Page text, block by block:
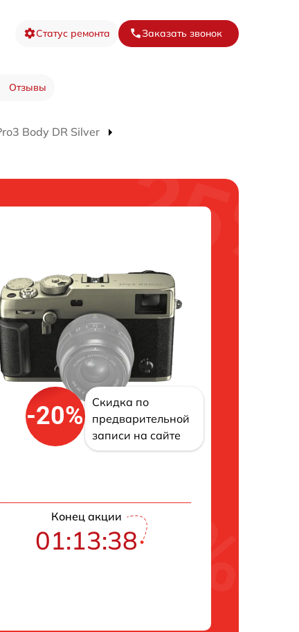
Статус ремонта Заказать звонок
Отзывы
Body DR Silver
-20%
Скидка по
предварительной
записи на сайте
Конец акции
01:13:38